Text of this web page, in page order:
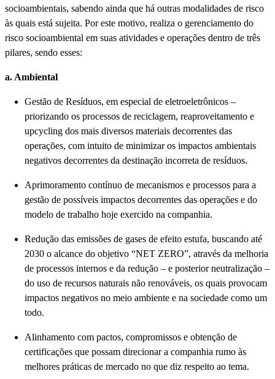
socioambientais, sabendo ainda que há outras modalidades de risco
às quais está sujeita. Por este motivo, realiza o gerenciamento do
risco socioambiental em suas atividades e operações dentro de três
pilares, sendo esses:
a. Ambiental
Gestão de Resíduos, em especial de eletroeletrônicos –
priorizando os processos de reciclagem, reaproveitamento e
upcycling dos mais diversos materiais decorrentes das
operações, com intuito de minimizar os impactos ambientais
negativos decorrentes da destinação incorreta de resíduos.
Aprimoramento contínuo de mecanismos e processos para a
gestão de possíveis impactos decorrentes das operações e do
modelo de trabalho hoje exercido na companhia.
Redução das emissões de gases de efeito estufa, buscando até
2030 o alcance do objetivo “NET ZERO”, através da melhoria
de processos internos e da redução – e posterior neutralização –
do uso de recursos naturais não renováveis, os quais provocam
impactos negativos no meio ambiente e na sociedade como um
todo.
Alinhamento com pactos, compromissos e obtenção de
certificações que possam direcionar a companhia rumo às
melhores práticas de mercado no que diz respeito ao tema.